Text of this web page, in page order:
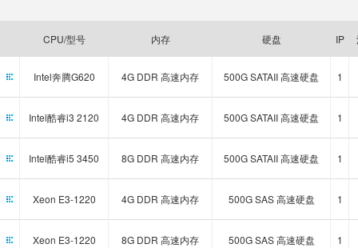
CPU/型号 内存 硬盘 IP
Intel奔腾G620 4G DDR 高速内存 500G SATAII 高速硬盘 1
Intel酷睿i3 2120 4G DDR 高速内存 500G SATAII 高速硬盘 1
Intel酷睿i5 3450 8G DDR 高速内存 500G SATAII 高速硬盘 1
Xeon E3-1220 4G DDR 高速内存 500G SAS 高速硬盘 1
Xeon E3-1220 8G DDR 高速内存 500G SAS 高速硬盘 1